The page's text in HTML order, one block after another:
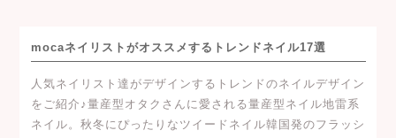
mocaネイリストがオススメするトレンドネイル17選
人気ネイリスト達がデザインするトレンドのネイルデザイン
をご紹介♪量産型オタクさんに愛される量産型ネイル地雷系
ネイル。秋冬にぴったりなツイードネイル韓国発のフラッシ